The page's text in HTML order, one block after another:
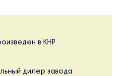
в КНР
дилер завода